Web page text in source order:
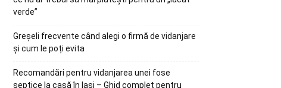
verde”
Greșeli frecvente când alegi o firmă de vidanjare
și cum le poți evita
Recomandări pentru vidanjarea unei fose
septice la casă în Iași – Ghid complet pentru